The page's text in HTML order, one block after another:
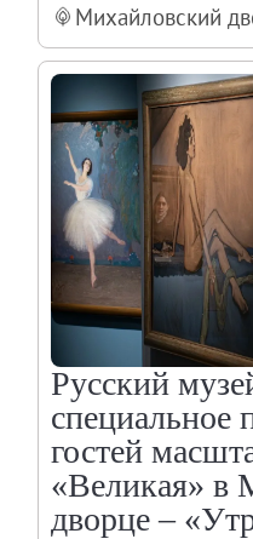
Михайловский
Русский
специальное
гостей
«Великая» в
дворце –